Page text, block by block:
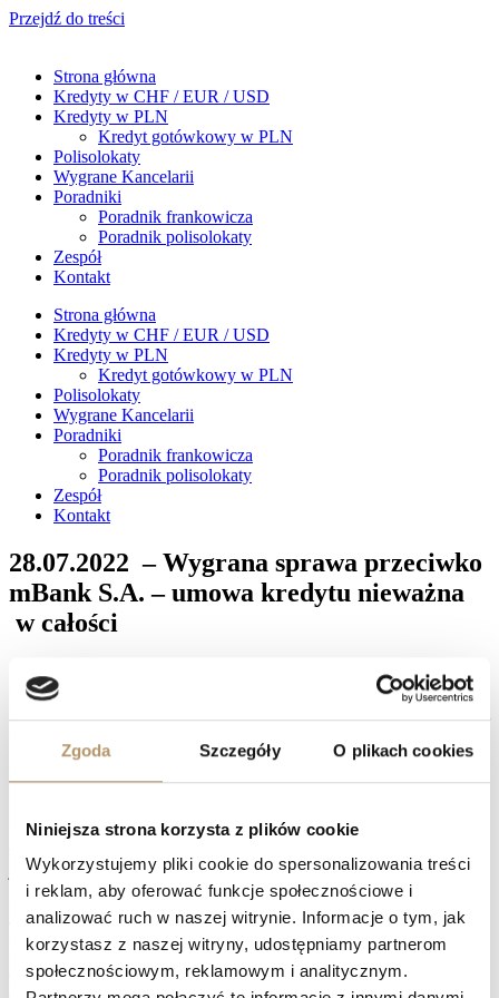
Zgoda Szczegóły O plikach cookies
Niniejsza strona korzysta z plików cookie
Wykorzystujemy pliki cookie do spersonalizowania treści
i reklam, aby oferować funkcje społecznościowe i
analizować ruch w naszej witrynie. Informacje o tym, jak
korzystasz z naszej witryny, udostępniamy partnerom
społecznościowym, reklamowym i analitycznym.
Przejdź do treści
Strona główna
Kredyty w CHF / EUR / USD
Kredyty w PLN
Kredyt gotówkowy w PLN
Polisolokaty
Wygrane Kancelarii
Poradniki
Poradnik frankowicza
Poradnik polisolokaty
Zespół
Kontakt
Strona główna
Kredyty w CHF / EUR / USD
Kredyty w PLN
Kredyt gotówkowy w PLN
Polisolokaty
Wygrane Kancelarii
Poradniki
Poradnik frankowicza
Poradnik polisolokaty
Zespół
Kontakt
28.07.2022 – Wygrana sprawa przeciwko
mBank S.A. – umowa kredytu nieważna
w całości
Sąd Najwyższy Izba Cywilna, referent SSN Ewa Stefańska
postanowieniem z dnia 28.07.2022 r. ( sygn. akt: I CSK 2720/22 )
Sąd Najwyższy odmówił przyjęcia do rozpoznania skargę kasacyjną
Sąd Najwyższy wskazał, że zasadnicza przyczyną ustalenia
tabeli kursowej banku, kształtują prawa i obowiązki konsumenta w
jego interesy.
Facebook
Twitter
LinkedIn
Prev27.07.2022 – Wygrana sprawa przeciwko mBank S.A. –
umowa kredytu nieważna w całości